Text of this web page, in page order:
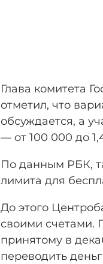
Глава комитета
отметил, что
обсуждается, а
— от 100 000 до
По данным РБК,
лимита для
До этого
своими счетами.
принятому в
переводить